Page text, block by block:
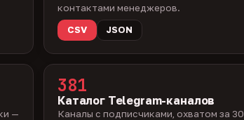
контактами менеджеров.
CSV
JSON
—
381
Каталог Telegram-каналов
Каналы с подписчиками, охватом за 30